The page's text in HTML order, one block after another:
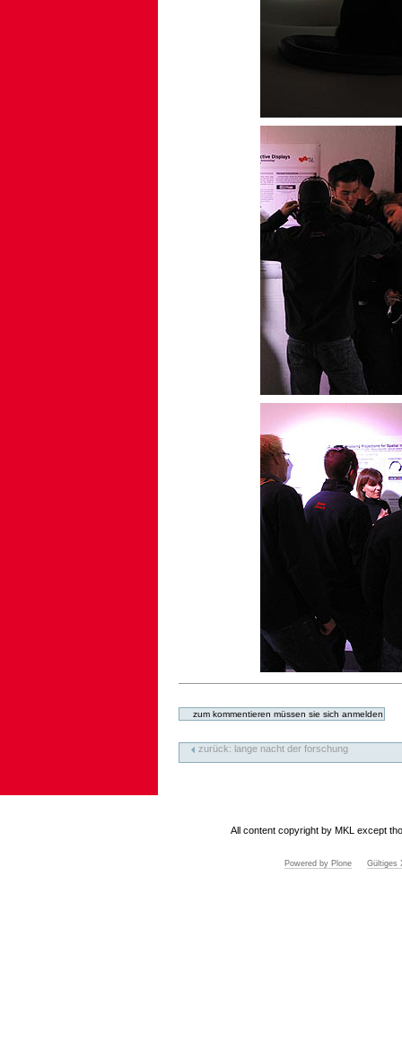
zurück: lange nacht der forschung
All content copyright by MKL except
Powered by Plone Gültiges